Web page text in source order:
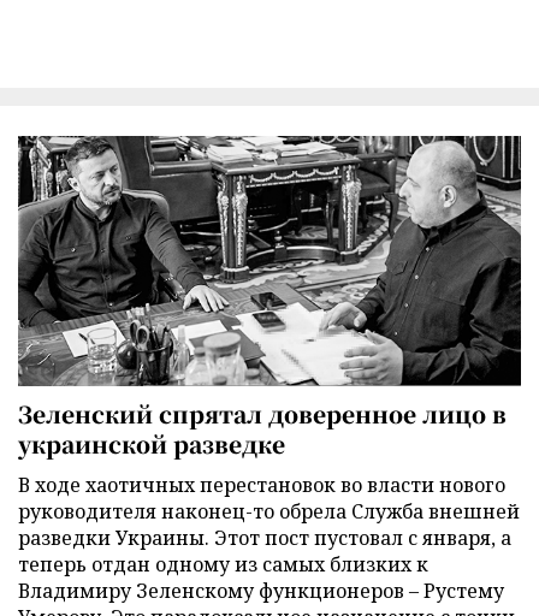
Зеленский спрятал доверенное лицо в
украинской разведке
В ходе хаотичных перестановок во власти нового
руководителя наконец-то обрела Служба внешней
разведки Украины. Этот пост пустовал с января, а
теперь отдан одному из самых близких к
Владимиру Зеленскому функционеров – Рустему